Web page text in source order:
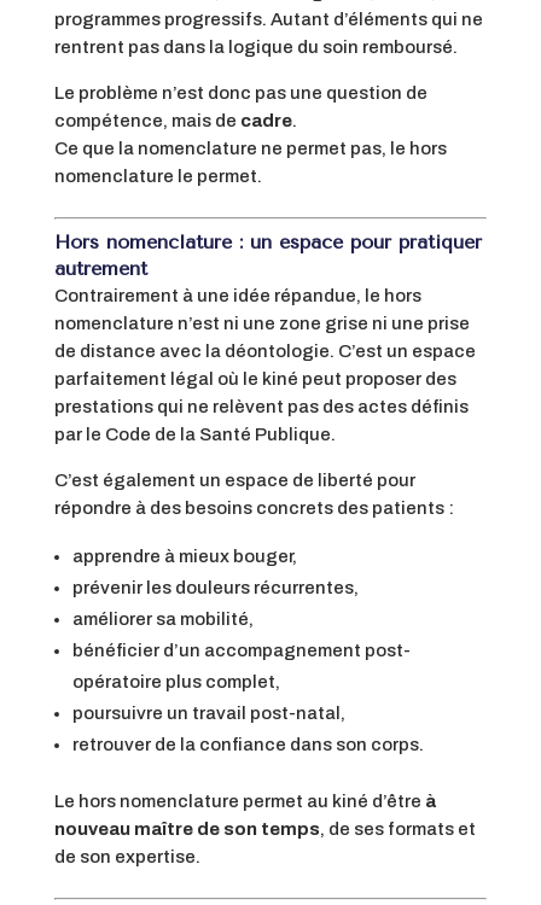
programmes progressifs. Autant d’éléments qui ne
rentrent pas dans la logique du soin remboursé.
Le problème n’est donc pas une question de
compétence, mais de cadre.
Ce que la nomenclature ne permet pas, le hors
nomenclature le permet.
Hors nomenclature : un espace pour pratiquer
autrement
Contrairement à une idée répandue, le hors
nomenclature n’est ni une zone grise ni une prise
de distance avec la déontologie. C’est un espace
parfaitement légal où le kiné peut proposer des
prestations qui ne relèvent pas des actes définis
par le Code de la Santé Publique.
C’est également un espace de liberté pour
répondre à des besoins concrets des patients :
apprendre à mieux bouger,
prévenir les douleurs récurrentes,
améliorer sa mobilité,
bénéficier d’un accompagnement post-
opératoire plus complet,
poursuivre un travail post-natal,
retrouver de la confiance dans son corps.
Le hors nomenclature permet au kiné d’être à
nouveau maître de son temps, de ses formats et
de son expertise.